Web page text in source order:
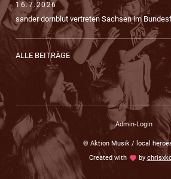
16.7.2026
sander dornblut vertreten Sachsen im
ALLE BEITRÄGE
Admin-Login
© Aktion Musik / local
Created withlove by